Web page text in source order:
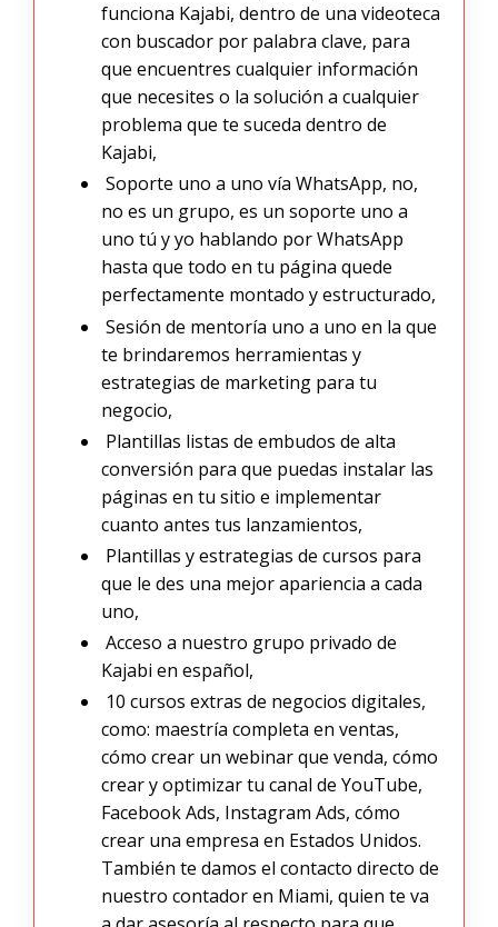
funciona Kajabi, dentro de una videoteca
con buscador por palabra clave, para
que encuentres cualquier información
que necesites o la solución a cualquier
problema que te suceda dentro de
Kajabi,
Soporte uno a uno vía WhatsApp, no,
no es un grupo, es un soporte uno a
uno tú y yo hablando por WhatsApp
hasta que todo en tu página quede
perfectamente montado y estructurado,
Sesión de mentoría uno a uno en la que
te brindaremos herramientas y
estrategias de marketing para tu
negocio,
Plantillas listas de embudos de alta
conversión para que puedas instalar las
páginas en tu sitio e implementar
cuanto antes tus lanzamientos,
Plantillas y estrategias de cursos para
que le des una mejor apariencia a cada
uno,
Acceso a nuestro grupo privado de
Kajabi en español,
10 cursos extras de negocios digitales,
como: maestría completa en ventas,
cómo crear un webinar que venda, cómo
crear y optimizar tu canal de YouTube,
Facebook Ads, Instagram Ads, cómo
crear una empresa en Estados Unidos.
También te damos el contacto directo de
nuestro contador en Miami, quien te va